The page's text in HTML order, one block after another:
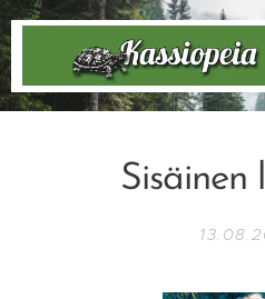
Sisäinen